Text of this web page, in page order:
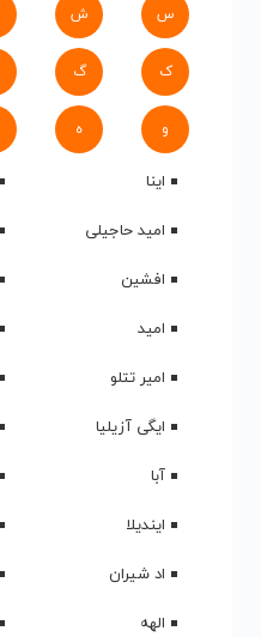
س ش
ک گ
و ه
اینا
امید حاجیلی
افشین
امید
امیر تتلو
ایگی آزیلیا
آبا
ایندیلا
اد شیران
الهه